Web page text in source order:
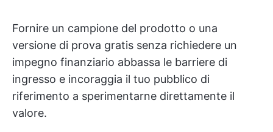
Fornire un campione del prodotto o una
versione di prova gratis senza richiedere un
impegno finanziario abbassa le barriere di
ingresso e incoraggia il tuo pubblico di
riferimento a sperimentarne direttamente il
valore.